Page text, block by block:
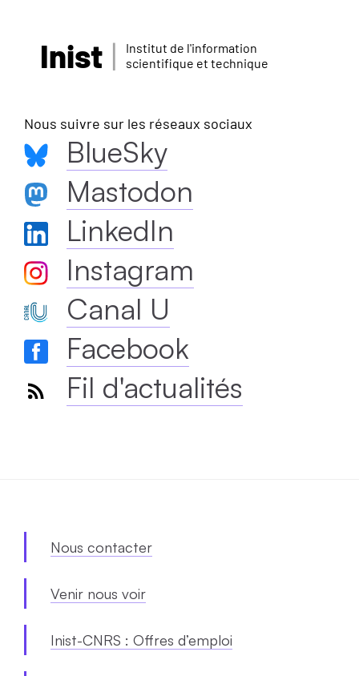
Inist
Institut de l'information
scientifique et technique
Nous suivre sur les réseaux sociaux
BlueSky
Mastodon
LinkedIn
Instagram
Canal U
Facebook
Fil d'actualités
Nous contacter
Venir nous voir
Inist-CNRS : Offres d’emploi